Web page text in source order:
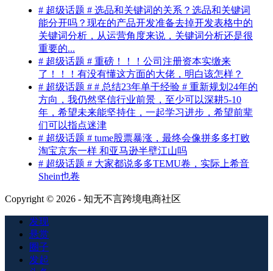
# 超级话题 # 选品和关键词的关系？选品和关键词
能分开吗？现在的产品开发准备去掉开发表格中的
关键词分析，从运营角度来说，关键词分析还是很
重要的...
# 超级话题 # 重磅！！！公司注册资本实缴来
了！！！有没有懂这方面的大佬，明白该怎样？
# 超级话题 # # 总结23年单干经验 # 重新规划24年的
方向，我仍然坚信行业前景，至少可以深耕5-10
年，希望未来能坚持住，一起学习进步，希望前辈
们可以指点迷津
# 超级话题 # tume股票暴涨，最终会像拼多多打败
淘宝京东一样 和亚马逊半壁江山吗
# 超级话题 # 大家都说多多TEMU卷，实际上希音
Shein也卷
Copyright © 2026 - 知无不言跨境电商社区
发现
悬赏
圈子
发起